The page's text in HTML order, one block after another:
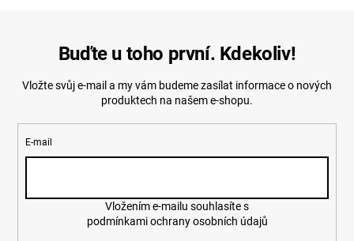
Buďte u toho první. Kdekoliv!
Vložte svůj e-mail a my vám budeme zasílat informace o nových
produktech na našem e-shopu.
E-mail
podmínkami ochrany osobních údajů